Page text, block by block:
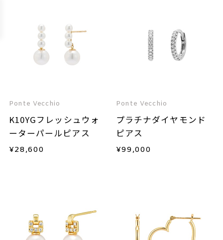
Ponte Vecchio
K10YGフレッシュウォ
ーターパールピアス
¥28,600
Ponte Vecchio
プラチナダイヤモンド
ピアス
¥99,000